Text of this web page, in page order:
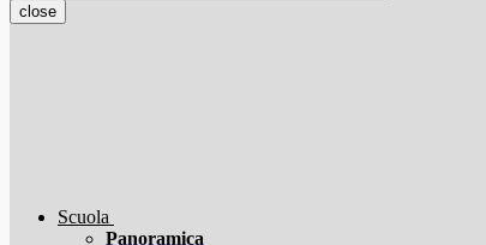
close
Scuola
Panoramica